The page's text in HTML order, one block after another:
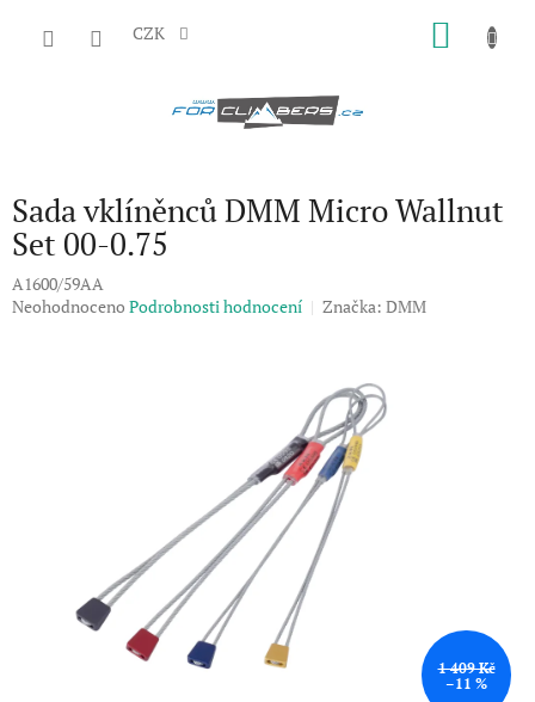
CZK
Sada vklíněnců DMM Micro Wallnut
Set 00-0.75
A1600/59AA
Průměrné
Neohodnoceno Podrobnosti hodnocení Značka: DMM
1 409 Kč
–11 %